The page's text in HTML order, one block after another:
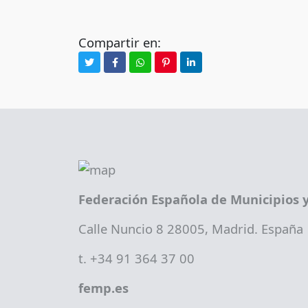
Compartir en:
Federación Española de Municipios
Calle Nuncio 8 28005, Madrid. España
t. +34 91 364 37 00
femp.es